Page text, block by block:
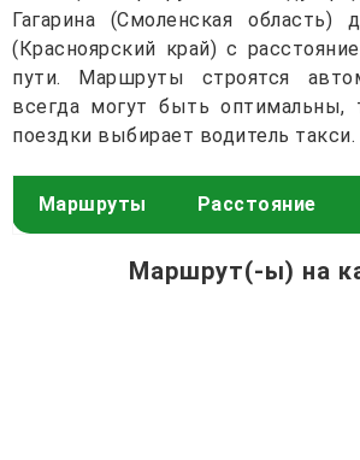
Гагарина (Смоленская область)
(Красноярский край) с
пути. Маршруты строятся
всегда могут быть оптимальны,
поездки выбирает водитель такси.
Маршруты Расстояние
Маршрут(-ы) на